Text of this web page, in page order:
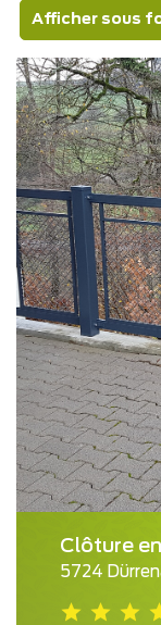
Afficher sous
Clôture
5724